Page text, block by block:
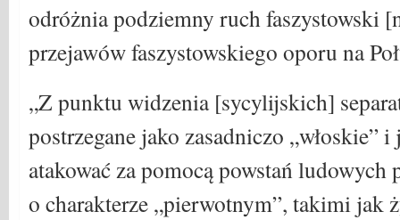
odróżnia podziemny ruch faszystowski
przejawów faszystowskiego oporu na
„Z punktu widzenia [sycylijskich]
postrzegane jako zasadniczo „włoskie”
atakować za pomocą powstań ludowych
o charakterze „pierwotnym”, takimi jak